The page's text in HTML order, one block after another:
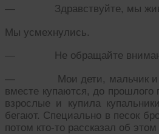
— Здравствуйте, мы живем
Мы усмехнулись.
— Не обращайте внимания,
— Мои дети, мальчик и
вместе купаются, до
взрослые и купила
бегают. Специально в песок
потом кто-то рассказал об